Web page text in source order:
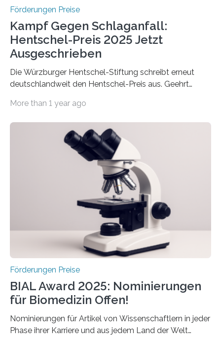
Förderungen Preise
Kampf Gegen Schlaganfall:
Hentschel-Preis 2025 Jetzt
Ausgeschrieben
Die Würzburger Hentschel-Stiftung schreibt erneut
deutschlandweit den Hentschel-Preis aus. Geehrt
hochrangige wissenschaftliche Publikation zum Thema
Schlaganfall“ mit Sitz in Würzburg fördert die
Schlaganfallforschung, um die Behandlung der
Betroffenen zu verbessern. Dazu schreibt sie auch in
diesem Jahr wieder deutschlandweit den Hentschel-
Preis aus. Er richtet sich gezielt an jüngere
Forscherinnen und Forscher unter 40 Jahren. Geehrt
werden soll eine herausragende Doktorarbeit oder eine
hochrangige wissenschaftliche Publikation zum Thema
More than 1 year ago
Förderungen Preise
BIAL Award 2025: Nominierungen
für Biomedizin Offen!
Nominierungen für Artikel von Wissenschaftlern in jeder
Phase ihrer Karriere und aus jedem Land der Welt